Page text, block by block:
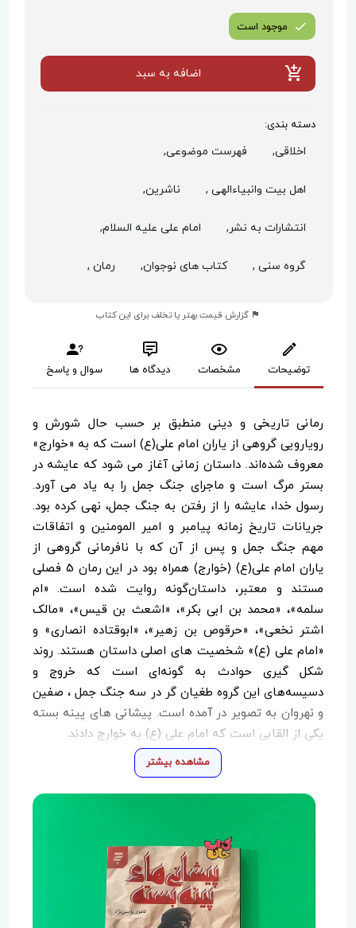
موجود است
اضافه به سبد
دسته بندی:
اخلاقی, فهرست موضوعی,
اهل بیت وانبیاءالهی , ناشرین,
انتشارات به نشر, امام علی علیه السلام,
گروه سنی , کتاب های نوجوان, رمان ,
گزارش قیمت بهتر یا تخلف برای این کتاب
توضیحات مشخصات دیدگاه ها سوال و پاسخ
رمانی تاریخی و دینی منطبق بر حسب حال شورش و
رویارویی گروهی از یاران امام علی(ع) است که به «خوارج»
معروف شده‌اند. داستان زمانی آغاز می شود که عایشه در
بستر مرگ است و ماجرای جنگ جمل را به یاد می آورد.
رسول خدا، عایشه را از رفتن به جنگ جمل، نهی کرده بود.
جریانات تاریخ زمانه پیامبر و امیر المومنین و اتفاقات
مهم جنگ جمل و پس از آن که با نافرمانی گروهی از
یاران امام علی(ع) (خوارج) همراه بود در این رمان 5 فصلی
مستند و معتبر، داستان‌گونه روایت شده است. «ام
سلمه»، «محمد بن ابی بکر»، «اشعث بن قیس»، «مالک
اشتر نخعی»، «حرقوص بن زهیر»، «ابوقتاده انصاری» و
«امام علی (ع)» شخصیت های اصلی داستان هستند. روند
شکل گیری حوادث به گونه‌ای است که خروج و
دسیسه‌های این گروه طغیان گر در سه جنگ جمل ، صفین
و نهروان به تصویر در آمده است. پیشانی های پینه بسته
یکی از القابی است که امام علی (ع) به خوارج دادند.
مشاهده بیشتر